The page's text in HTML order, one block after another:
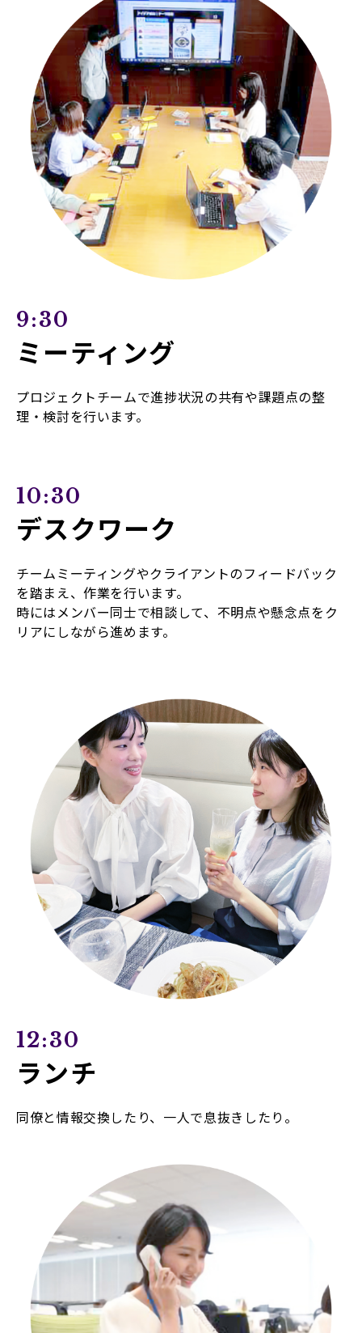
9:30
ミーティング
プロジェクトチームで進捗状況の共有や課題点の整
理・検討を行います。
10:30
デスクワーク
チームミーティングやクライアントのフィードバック
を踏まえ、作業を行います。
時にはメンバー同士で相談して、不明点や懸念点をク
リアにしながら進めます。
12:30
ランチ
同僚と情報交換したり、一人で息抜きしたり。